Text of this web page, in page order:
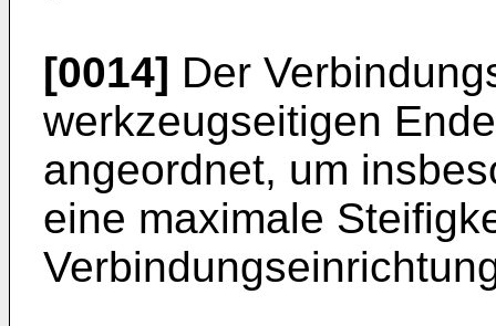
[0014] Der
werkzeugseitigen
angeordnet, um
eine maximale